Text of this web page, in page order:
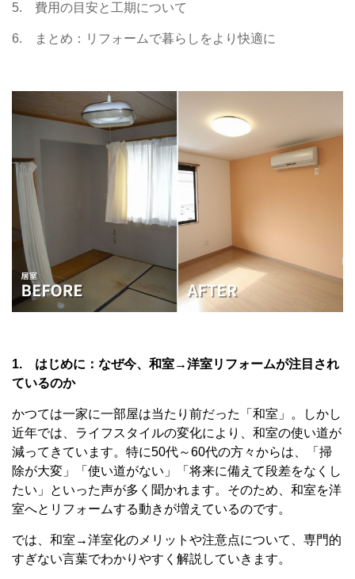
5. 費用の目安と工期について
6. まとめ：リフォームで暮らしをより快適に
1. はじめに：なぜ今、和室→洋室リフォームが注目され
ているのか
かつては一家に一部屋は当たり前だった「和室」。しかし
近年では、ライフスタイルの変化により、和室の使い道が
減ってきています。特に50代～60代の方々からは、「掃
除が大変」「使い道がない」「将来に備えて段差をなくし
たい」といった声が多く聞かれます。そのため、和室を洋
室へとリフォームする動きが増えているのです。
では、和室→洋室化のメリットや注意点について、専門的
すぎない言葉でわかりやすく解説していきます。